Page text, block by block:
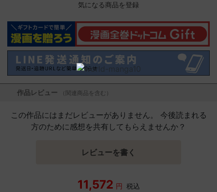
気になる商品を登録
作品レビュー （関連商品を含む）
この作品にはまだレビューがありません。 今後読まれる
方のために感想を共有してもらえませんか？
レビューを書く
11,572 円 税込